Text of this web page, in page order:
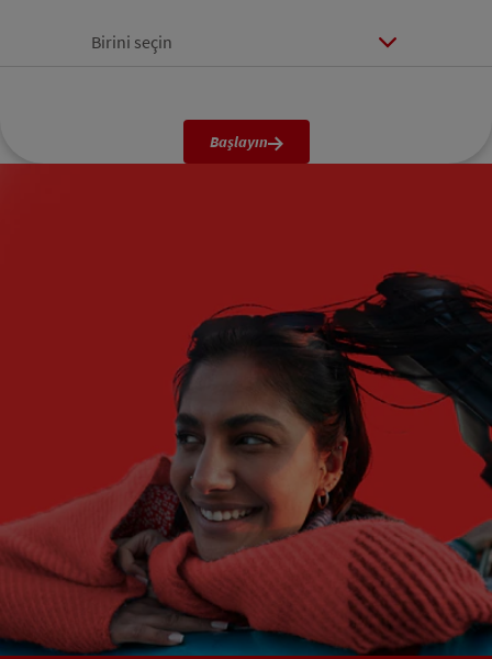
Birini seçin
Başlayın